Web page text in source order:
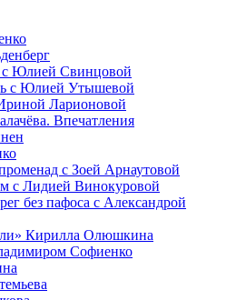
с Юлией Свинцовой
с Юлией Утышевой
Ларионовой
Впечатления
с Зоей Арнаутовой
с Лидией Винокуровой
без пафоса с Александрой
Кирилла Олюшкина
Софиенко